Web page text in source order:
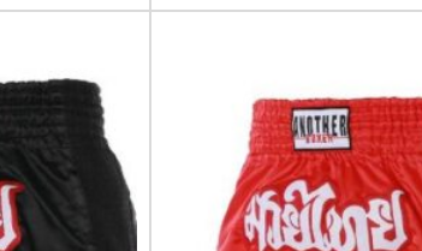
Yêu
thích